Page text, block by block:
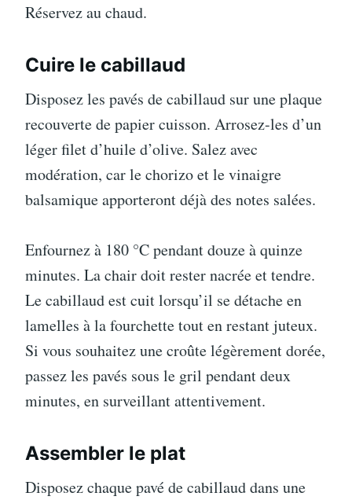
Réservez au chaud.
Cuire le cabillaud
Disposez les pavés de cabillaud sur une plaque
recouverte de papier cuisson. Arrosez-les d’un
léger filet d’huile d’olive. Salez avec
modération, car le chorizo et le vinaigre
balsamique apporteront déjà des notes salées.
Enfournez à 180 °C pendant douze à quinze
minutes. La chair doit rester nacrée et tendre.
Le cabillaud est cuit lorsqu’il se détache en
lamelles à la fourchette tout en restant juteux.
Si vous souhaitez une croûte légèrement dorée,
passez les pavés sous le gril pendant deux
minutes, en surveillant attentivement.
Assembler le plat
Disposez chaque pavé de cabillaud dans une